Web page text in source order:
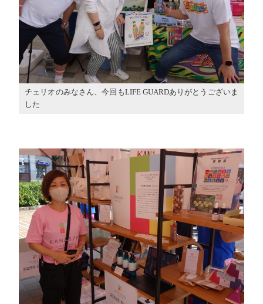
チェリオのみなさん、今回もLIFE GUARDありがとうございま
した